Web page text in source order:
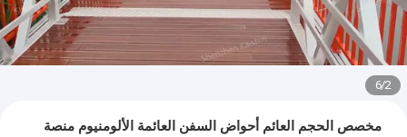
2
/
6
مخصص الحجم العائم أحواض السفن العائمة الألومنيوم منصة